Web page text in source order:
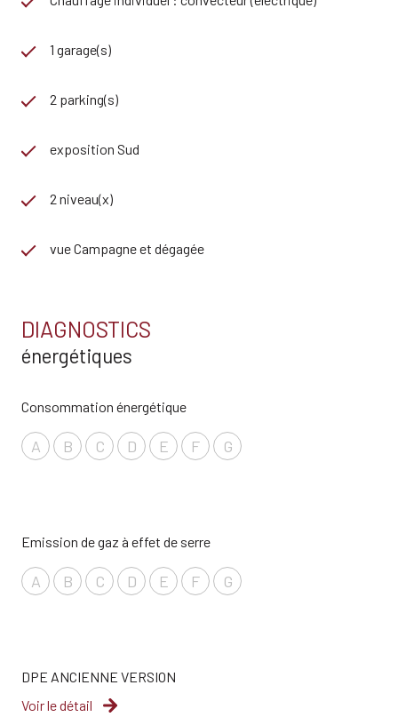
1 garage(s)
2 parking(s)
exposition Sud
2 niveau(x)
vue Campagne et dégagée
DIAGNOSTICS
énergétiques
Consommation énergétique
A B C D E F G
Emission de gaz à effet de serre
A B C D E F G
DPE ANCIENNE VERSION
Voir le détail